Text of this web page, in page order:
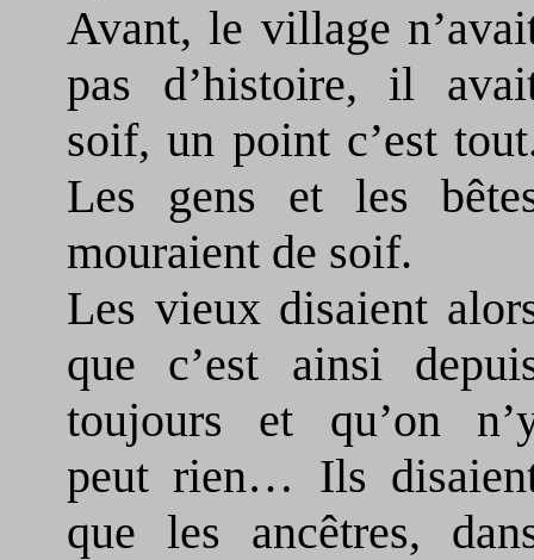
Avant, le village
pas d’histoire, il
soif, un point c’est
Les gens et les
mouraient de soif.
Les vieux disaient
que c’est ainsi
toujours et qu’on
peut rien… Ils
que les ancêtres,